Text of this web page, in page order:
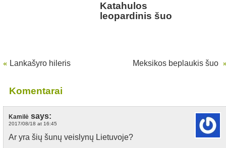
Katahulos
leopardinis šuo
« Lankašyro hileris Meksikos beplaukis šuo
Komentarai
Kamilė says:
2017/08/18 at 16:45
Ar yra šių šunų veislynų Lietuvoje?